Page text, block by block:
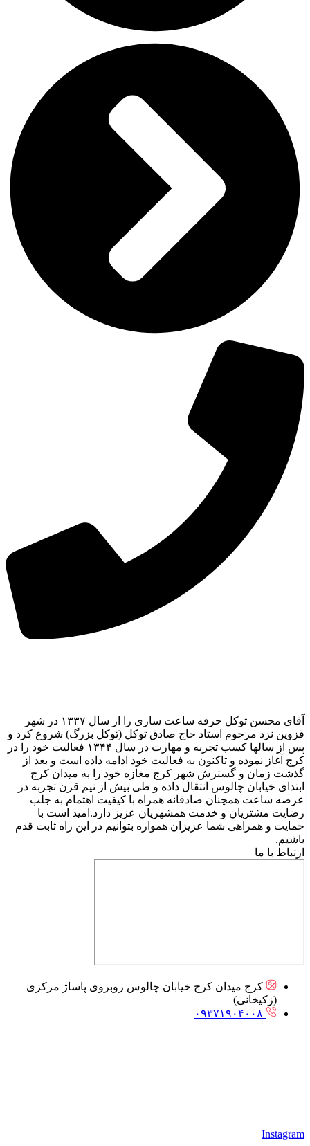
آقای محسن توکل حرفه ساعت سازی را از سال ۱۳۳۷ در شهر
قزوین نزد مرحوم استاد حاج صادق توکل (توکل بزرگ) شروع کرد و
پس از سالها کسب تجربه و مهارت در سال ۱۳۴۴ فعالیت خود را در
کرج آغاز نموده و تاکنون به فعالیت خود ادامه داده است و بعد از
گذشت زمان و گسترش شهر کرج مغازه خود را به میدان کرج
ابتدای خیابان چالوس انتقال داده و طی بیش از نیم قرن تجربه در
عرصه ساعت همچنان صادقانه همراه با کیفیت اهتمام به جلب
رضایت مشتریان و خدمت همشهریان عزیز دارد.امید است با
حمایت و همراهی شما عزیزان همواره بتوانیم در این راه ثابت قدم
باشیم.
ارتباط با ما
کرج میدان کرج خیابان چالوس روبروی پاساژ مرکزی
(زکیخانی)
۰۹۳۷۱۹۰۴۰۰۸
Instagram